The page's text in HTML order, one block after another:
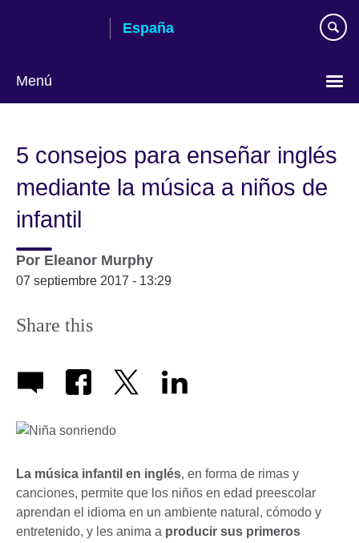
España
Menú
5 consejos para enseñar inglés
mediante la música a niños de
infantil
Por Eleanor Murphy
07 septiembre 2017 - 13:29
Share this
La música infantil en inglés, en forma de rimas y
canciones, permite que los niños en edad preescolar
aprendan el idioma en un ambiente natural, cómodo y
entretenido, y les anima a producir sus primeros